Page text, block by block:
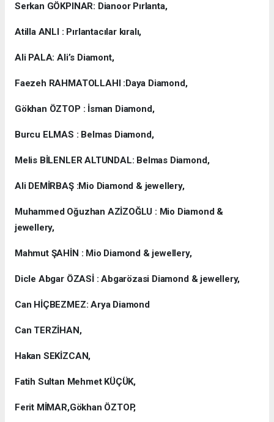
Serkan GÖKPINAR: Dianoor Pırlanta,
Atilla ANLI : Pırlantacılar kıralı,
Ali PALA: Ali’s Diamont,
Faezeh RAHMATOLLAHI :Daya Diamond,
Gökhan ÖZTOP : İsman Diamond,
Burcu ELMAS : Belmas Diamond,
Melis BİLENLER ALTUNDAL: Belmas Diamond,
Ali DEMİRBAŞ :Mio Diamond & jewellery,
Muhammed Oğuzhan AZİZOĞLU : Mio Diamond &
jewellery,
Mahmut ŞAHİN : Mio Diamond & jewellery,
Dicle Abgar ÖZASİ : Abgarözasi Diamond & jewellery,
Can HİÇBEZMEZ: Arya Diamond
Can TERZİHAN,
Hakan SEKİZCAN,
Fatih Sultan Mehmet KÜÇÜK,
Ferit MİMAR,Gökhan ÖZTOP,